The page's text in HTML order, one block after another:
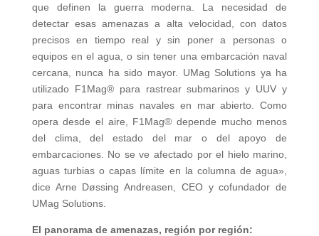
que definen la guerra moderna. La necesidad de
detectar esas amenazas a alta velocidad, con datos
precisos en tiempo real y sin poner a personas o
equipos en el agua, o sin tener una embarcación naval
cercana, nunca ha sido mayor. UMag Solutions ya ha
utilizado F1Mag® para rastrear submarinos y UUV y
para encontrar minas navales en mar abierto. Como
opera desde el aire, F1Mag® depende mucho menos
del clima, del estado del mar o del apoyo de
embarcaciones. No se ve afectado por el hielo marino,
aguas turbias o capas límite en la columna de agua»,
dice Arne Døssing Andreasen, CEO y cofundador de
UMag Solutions.
El panorama de amenazas, región por región: